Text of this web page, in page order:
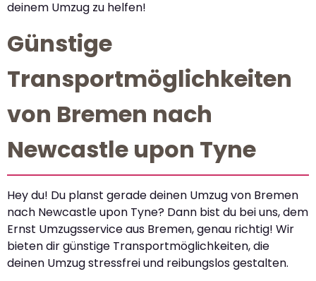
deinem Umzug zu helfen!
Günstige
Transportmöglichkeiten
von Bremen nach
Newcastle upon Tyne
Hey du! Du planst gerade deinen Umzug von Bremen
nach Newcastle upon Tyne? Dann bist du bei uns, dem
Ernst Umzugsservice aus Bremen, genau richtig! Wir
bieten dir günstige Transportmöglichkeiten, die
deinen Umzug stressfrei und reibungslos gestalten.